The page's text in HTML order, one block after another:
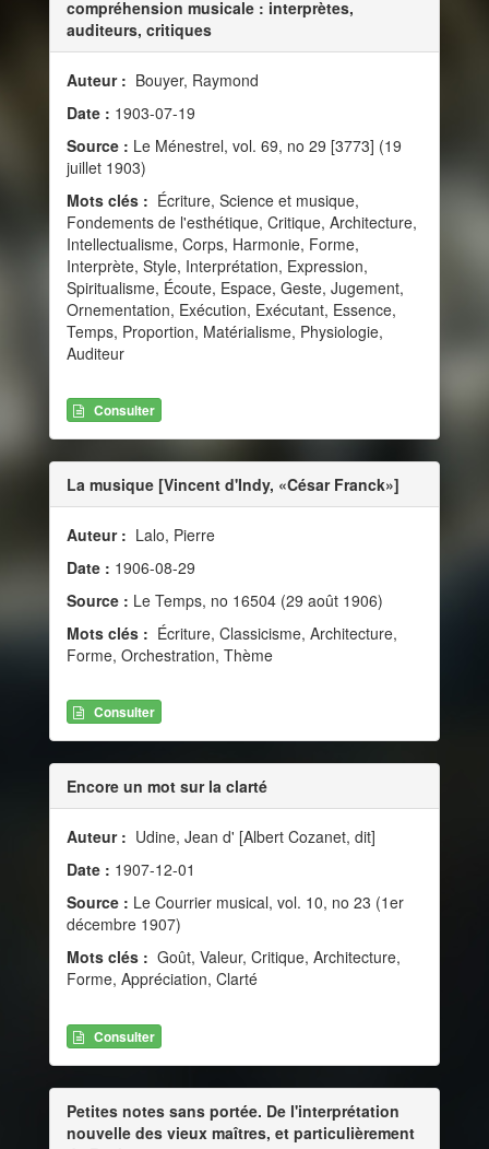
compréhension musicale : interprètes,
auditeurs, critiques
Auteur : Bouyer, Raymond
Date : 1903-07-19
Source : Le Ménestrel, vol. 69, no 29 [3773] (19
juillet 1903)
Mots clés : Écriture, Science et musique,
Fondements de l'esthétique, Critique, Architecture,
Intellectualisme, Corps, Harmonie, Forme,
Interprète, Style, Interprétation, Expression,
Spiritualisme, Écoute, Espace, Geste, Jugement,
Ornementation, Exécution, Exécutant, Essence,
Temps, Proportion, Matérialisme, Physiologie,
Auditeur
Consulter
La musique [Vincent d'Indy, «César Franck»]
Auteur : Lalo, Pierre
Date : 1906-08-29
Source : Le Temps, no 16504 (29 août 1906)
Mots clés : Écriture, Classicisme, Architecture,
Forme, Orchestration, Thème
Consulter
Encore un mot sur la clarté
Auteur : Udine, Jean d' [Albert Cozanet, dit]
Date : 1907-12-01
Source : Le Courrier musical, vol. 10, no 23 (1er
décembre 1907)
Mots clés : Goût, Valeur, Critique, Architecture,
Forme, Appréciation, Clarté
Consulter
Petites notes sans portée. De l'interprétation
nouvelle des vieux maîtres, et particulièrement